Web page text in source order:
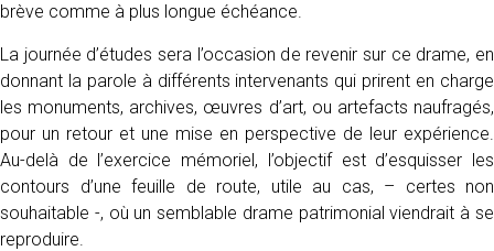
brève comme à plus longue échéance.
La journée d’études sera l’occasion de revenir sur ce drame, en
donnant la parole à différents intervenants qui prirent en charge
les monuments, archives, œuvres d’art, ou artefacts naufragés,
pour un retour et une mise en perspective de leur expérience.
Au-delà de l’exercice mémoriel, l’objectif est d’esquisser les
contours d’une feuille de route, utile au cas, – certes non
souhaitable -, où un semblable drame patrimonial viendrait à se
reproduire.